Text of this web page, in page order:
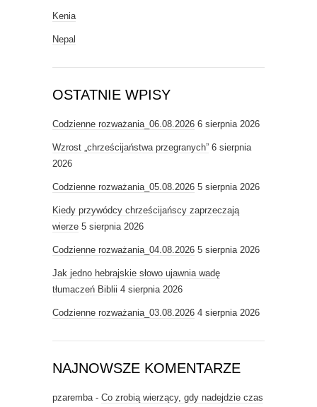
Kenia
Nepal
OSTATNIE WPISY
Codzienne rozważania_06.08.2026 6 sierpnia 2026
Wzrost „chrześcijaństwa przegranych” 6 sierpnia
2026
Codzienne rozważania_05.08.2026 5 sierpnia 2026
Kiedy przywódcy chrześcijańscy zaprzeczają
wierze 5 sierpnia 2026
Codzienne rozważania_04.08.2026 5 sierpnia 2026
Jak jedno hebrajskie słowo ujawnia wadę
tłumaczeń Biblii 4 sierpnia 2026
Codzienne rozważania_03.08.2026 4 sierpnia 2026
NAJNOWSZE KOMENTARZE
pzaremba - Co zrobią wierzący, gdy nadejdzie czas